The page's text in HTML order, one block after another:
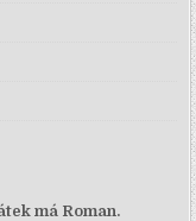
má Roman.